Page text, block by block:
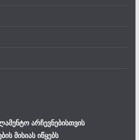
არჩევნებისთვის
მისიას იწყებს